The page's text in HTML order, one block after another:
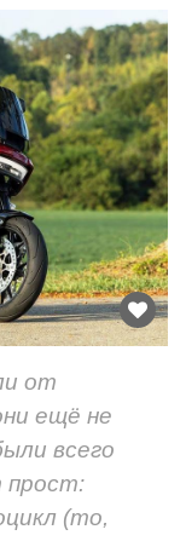
от
ещё не
всего
прост:
(то,